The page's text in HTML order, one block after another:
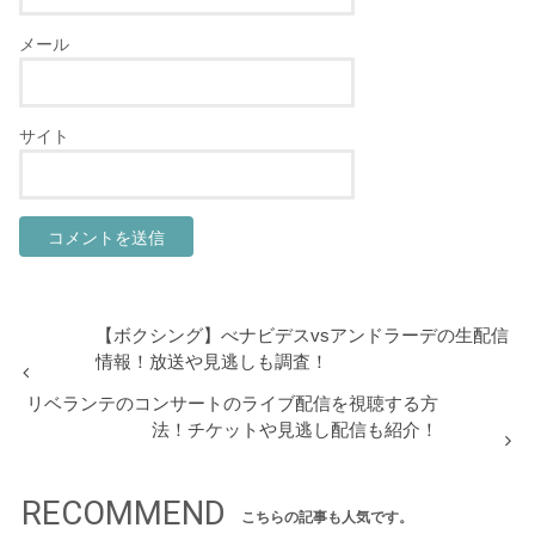
メール
サイト
【ボクシング】べナビデスvsアンドラーデの生配信
情報！放送や見逃しも調査！
リベランテのコンサートのライブ配信を視聴する方
法！チケットや見逃し配信も紹介！
RECOMMEND こちらの記事も人気です。